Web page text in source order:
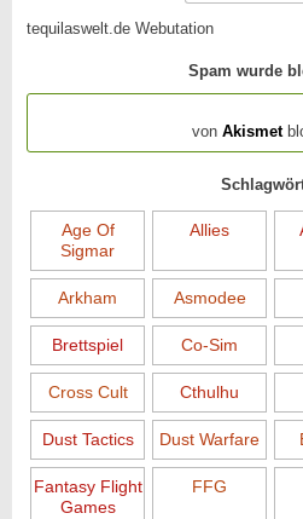
tequilaswelt.de Webutation
Spam wurde
von Akismet
Age Of
Sigmar
Allies
Arkham Asmodee
Brettspiel Co-Sim
Cross Cult Cthulhu
Dust Tactics Dust Warfare
Fantasy Flight
Games
FFG